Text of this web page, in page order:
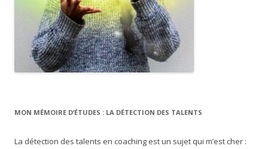
MON MÉMOIRE D’ÉTUDES : LA DÉTECTION DES TALENTS
La détection des talents en coaching est un sujet qui m’est cher :